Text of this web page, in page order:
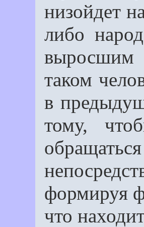
низойдет
либо
выросшим
таком
в
тому,
формируя
что